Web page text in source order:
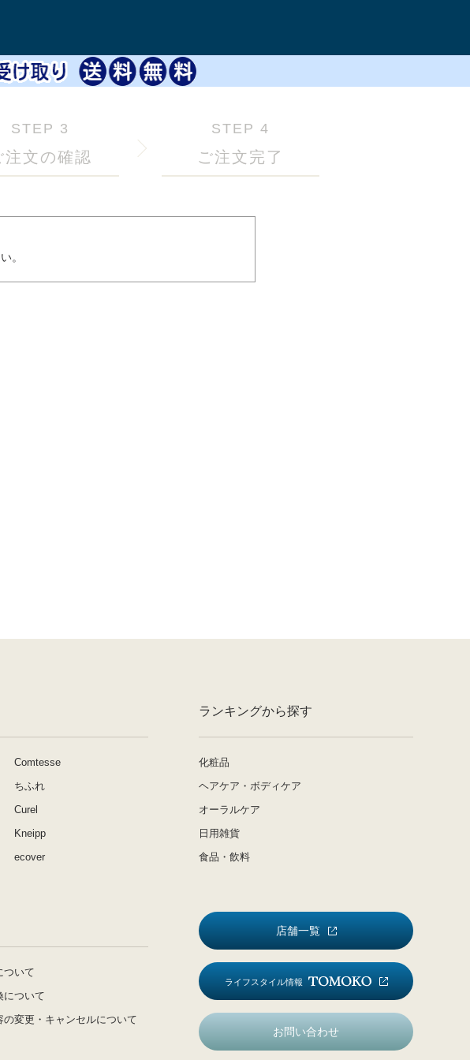
STEP 3
注文の確認
STEP 4
ご注文完了
。
Comtesse
ちふれ
Curel
Kneipp
ecover
ランキングから探す
化粧品
ヘアケア・ボディケア
オーラルケア
日用雑貨
食品・飲料
ついて
について
の変更・キャンセルについて
店舗一覧
ライフスタイル情報
お問い合わせ